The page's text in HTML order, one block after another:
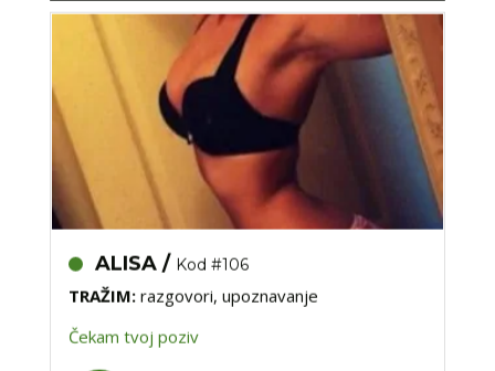
ALISA /
TRAŽIM:razgovori, upoznavanje
Čekam tvoj poziv